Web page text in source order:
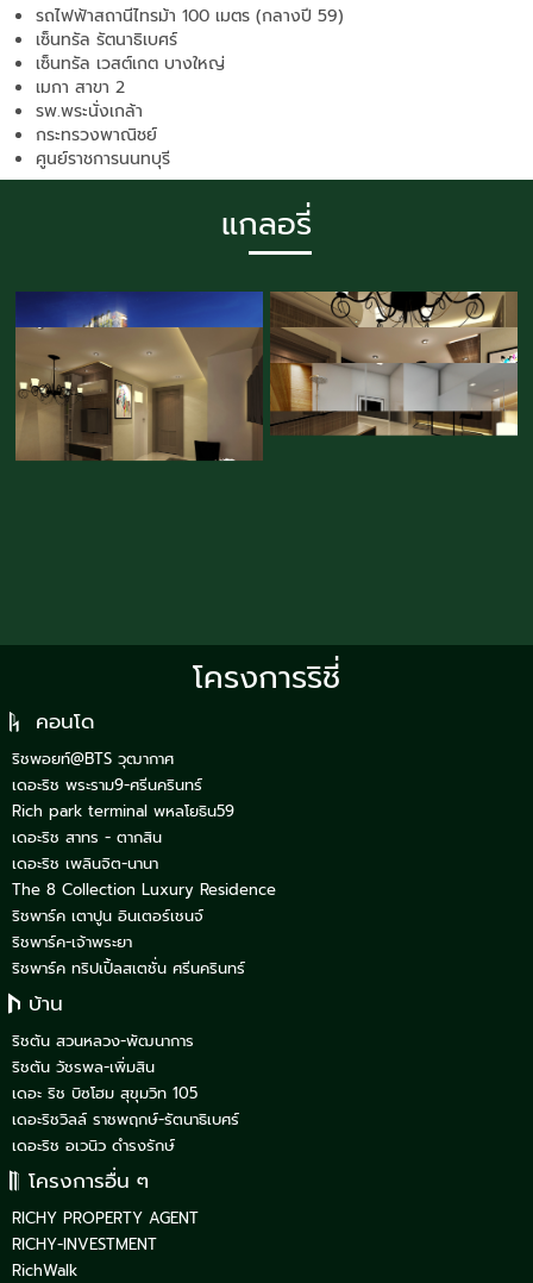
รถไฟฟ้าสถานีไทรม้า 100 เมตร (กลางปี 59)
เซ็นทรัล รัตนาธิเบศร์
เซ็นทรัล เวสต์เกต บางใหญ่
เมกา สาขา 2
รพ.พระนั่งเกล้า
กระทรวงพาณิชย์
ศูนย์ราชการนนทบุรี
แกลอรี่
โครงการริชี่
คอนโด
ริชพอยท์@BTS วุฒากาศ
เดอะริช พระราม9-ศรีนครินทร์
Rich park terminal พหลโยธิน59
เดอะริช สาทร - ตากสิน
เดอะริช เพลินจิต-นานา
The 8 Collection Luxury Residence
ริชพาร์ค เตาปูน อินเตอร์เชนจ์
ริชพาร์ค-เจ้าพระยา
ริชพาร์ค ทริปเปิ้ลสเตชั่น ศรีนครินทร์
บ้าน
ริชตัน สวนหลวง-พัฒนาการ
ริชตัน วัชรพล-เพิ่มสิน
เดอะ ริช บิซโฮม สุขุมวิท 105
เดอะริชวิลล์ ราชพฤกษ์-รัตนาธิเบศร์
เดอะริช อเวนิว ดำรงรักษ์
โครงการอื่น ๆ
RICHY PROPERTY AGENT
RICHY-INVESTMENT
RichWalk